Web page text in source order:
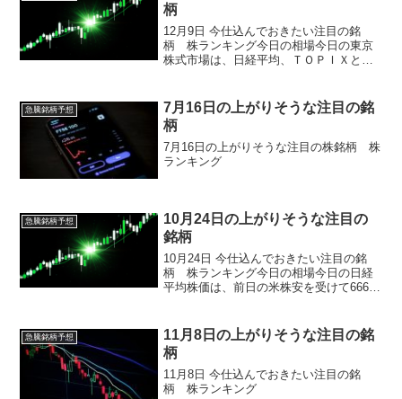
柄
12月9日 今仕込んでおきたい注目の銘
柄 株ランキング今日の相場今日の東京
株式市場は、日経平均、ＴＯＰＩＸとも
伸び悩みで下げに転じる場面も見られ、
ＦＯＭＣを控えた手控え...
急騰銘柄予想
7月16日の上がりそうな注目の銘
柄
7月16日の上がりそうな注目の株銘柄 株
ランキング
急騰銘柄予想
10月24日の上がりそうな注目の
銘柄
10月24日 今仕込んでおきたい注目の銘
柄 株ランキング今日の相場今日の日経
平均株価は、前日の米株安を受けて666円
強まりつつも、全面的な崩壊には至らな
い落ち着いた反応...
急騰銘柄予想
11月8日の上がりそうな注目の銘
柄
11月8日 今仕込んでおきたい注目の銘
柄 株ランキング